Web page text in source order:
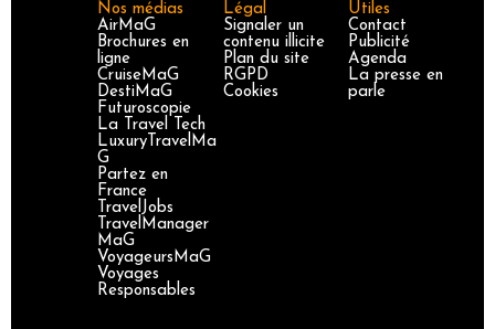
Nos médias
AirMaG
Brochures en
ligne
CruiseMaG
DestiMaG
Futuroscopie
La Travel Tech
LuxuryTravelMa
G
Partez en
France
TravelJobs
TravelManager
MaG
VoyageursMaG
Voyages
Responsables
Légal
Signaler un
contenu illicite
Plan du site
RGPD
Cookies
Utiles
Contact
Publicité
Agenda
La presse en
parle